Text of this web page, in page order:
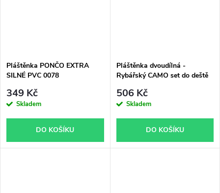
Pláštěnka PONČO EXTRA
SILNÉ PVC 0078
349 Kč
Skladem
DO KOŠÍKU
Pláštěnka dvoudílná -
Rybářský CAMO set do deště
506 Kč
Skladem
DO KOŠÍKU